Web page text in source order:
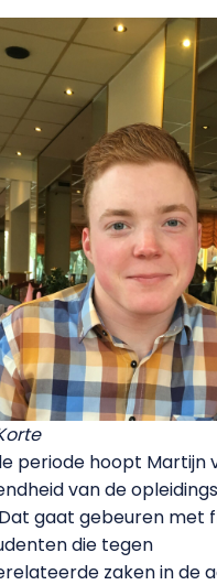
periode hoopt Martijn
van de
gaat gebeuren met
die tegen
zaken in de